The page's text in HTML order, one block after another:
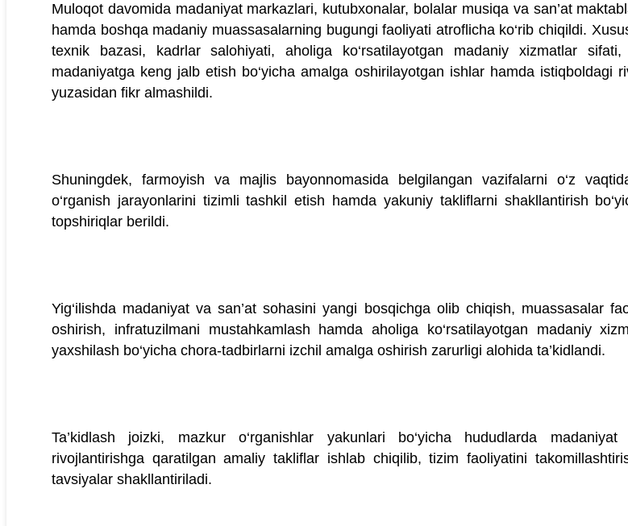
Muloqot davomida madaniyat markazlari, kutubxonalar, bolalar musiqa va san’at
hamda boshqa madaniy muassasalarning bugungi faoliyati atroflicha ko‘rib chiqildi.
texnik bazasi, kadrlar salohiyati, aholiga ko‘rsatilayotgan madaniy xizmatlar
madaniyatga keng jalb etish bo‘yicha amalga oshirilayotgan ishlar hamda istiqboldagi
yuzasidan fikr almashildi.
Shuningdek, farmoyish va majlis bayonnomasida belgilangan vazifalarni o‘z
o‘rganish jarayonlarini tizimli tashkil etish hamda yakuniy takliflarni shakllantirish
topshiriqlar berildi.
Yig‘ilishda madaniyat va san’at sohasini yangi bosqichga olib chiqish, muassasalar
oshirish, infratuzilmani mustahkamlash hamda aholiga ko‘rsatilayotgan madaniy
yaxshilash bo‘yicha chora-tadbirlarni izchil amalga oshirish zarurligi alohida ta’kidlandi.
Ta’kidlash joizki, mazkur o‘rganishlar yakunlari bo‘yicha hududlarda
rivojlantirishga qaratilgan amaliy takliflar ishlab chiqilib, tizim faoliyatini
tavsiyalar shakllantiriladi.